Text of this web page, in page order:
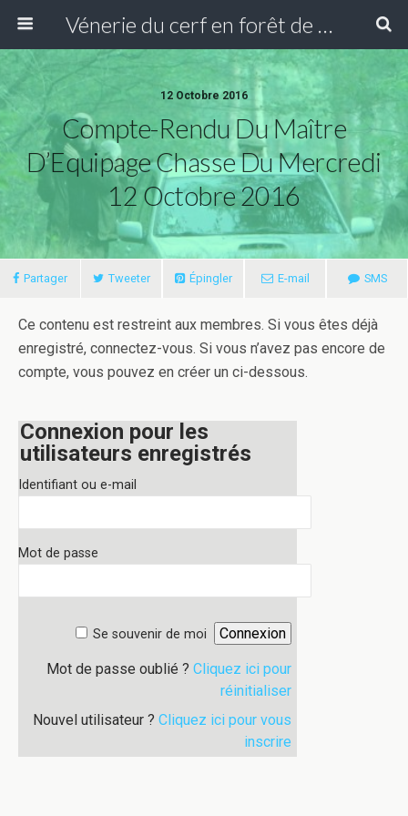
Vénerie du cerf en forêt de Compiègne
12 Octobre 2016
Compte-Rendu Du Maître
D’Equipage Chasse Du Mercredi
12 Octobre 2016
Partager Tweeter Épingler E-mail SMS
Ce contenu est restreint aux membres. Si vous êtes déjà
enregistré, connectez-vous. Si vous n’avez pas encore de
compte, vous pouvez en créer un ci-dessous.
Connexion pour les
utilisateurs enregistrés
Identifiant ou e-mail
Mot de passe
Se souvenir de moi
Mot de passe oublié ? Cliquez ici pour
réinitialiser
Nouvel utilisateur ? Cliquez ici pour vous
inscrire